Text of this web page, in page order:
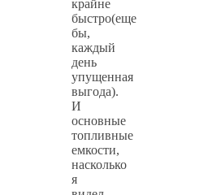
крайне
быстро(еще
бы,
каждый
день
упущенная
выгода).
И
основные
топливные
емкости,
насколько
я